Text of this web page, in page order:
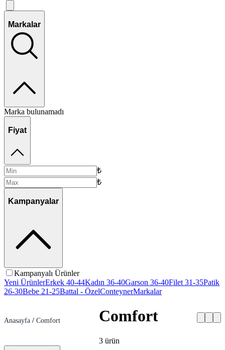
Markalar
Marka bulunamadı
Fiyat
₺
₺
Kampanyalar
Kampanyalı Ürünler
Yeni ÜrünlerErkek 40-44Kadın 36-40Garson 36-40Filet 31-35Patik
26-30Bebe 21-25Battal - ÖzelConteynerMarkalar
Anasayfa / Comfort Comfort
3 ürün